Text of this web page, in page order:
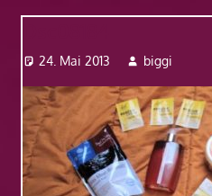
Website
24. Mai 2013 biggi